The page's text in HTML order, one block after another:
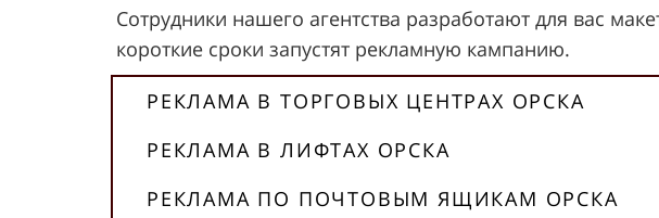
Сотрудники нашего агентства разработают для вас
короткие сроки запустят рекламную кампанию.
РЕКЛАМА В ТОРГОВЫХ ЦЕНТРАХ ОРСКА
РЕКЛАМА В ЛИФТАХ ОРСКА
РЕКЛАМА ПО ПОЧТОВЫМ ЯЩИКАМ ОРСКА